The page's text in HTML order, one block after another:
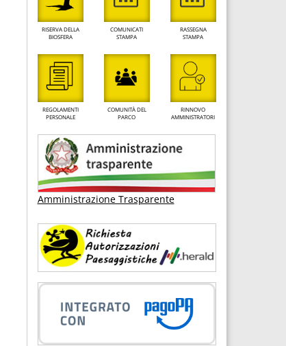
RISERVA DELLA
BIOSFERA
COMUNICATI
STAMPA
RASSEGNA
STAMPA
REGOLAMENTI
PERSONALE
COMUNITÀ DEL
PARCO
RINNOVO
AMMINISTRATORI
Amministrazione Trasparente